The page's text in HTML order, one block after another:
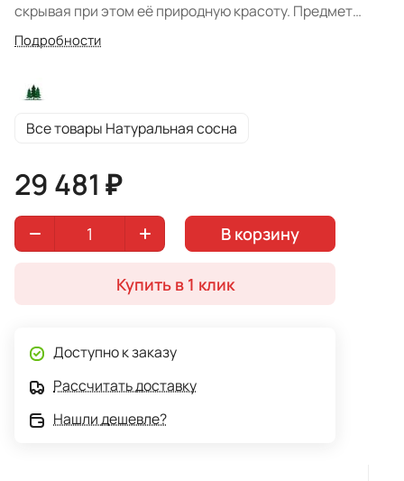
скрывая при этом её природную красоту. Предмет
мебели стиля кантри впишется в интерьер гостиной на
конструкция и удобная система хранения придают
модели универсальность и ценность. Шкаф состоит из
открытого отделения с двумя полками, где возможно
расположено отделение с глухой дверцей и одной
полкой внутри. Изделию не присуща показательная
роскошь. Цвет крашения: "Натуральная сосна". С
карнизом глубина и ширина шкафа увеличивается.
Подробности
Все товары Натуральная сосна
29 481 ₽
В корзину
Купить в 1 клик
Доступно к заказу
Рассчитать доставку
Нашли дешевле?